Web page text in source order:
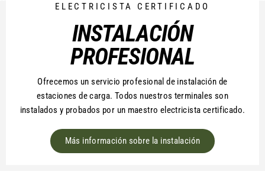
ELECTRICISTA CERTIFICADO
INSTALACIÓN
PROFESIONAL
Ofrecemos un servicio profesional de instalación de
estaciones de carga. Todos nuestros terminales son
instalados y probados por un maestro electricista certificado.
Más información sobre la instalación